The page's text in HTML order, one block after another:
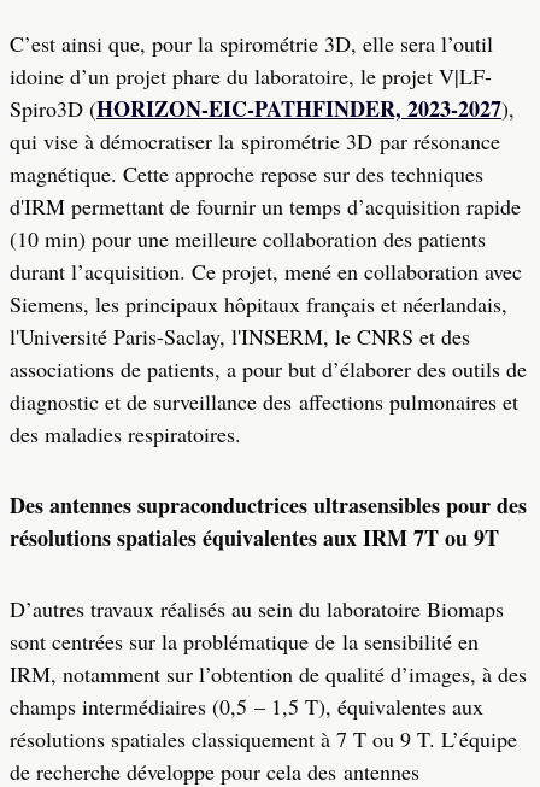
C’est ainsi que, pour la spirométrie 3D, elle sera l’outil
idoine d’un projet phare du laboratoire, le projet V|LF-
Spiro3D (HORIZON-EIC-PATHFINDER, 2023-2027),
qui vise à démocratiser la spirométrie 3D par résonance
magnétique. Cette approche repose sur des techniques
d'IRM permettant de fournir un temps d’acquisition rapide
(10 min) pour une meilleure collaboration des patients
durant l’acquisition. Ce projet, mené en collaboration avec
Siemens, les principaux hôpitaux français et néerlandais,
l'Université Paris-Saclay, l'INSERM, le CNRS et des
associations de patients, a pour but d’élaborer des outils de
diagnostic et de surveillance des affections pulmonaires et
des maladies respiratoires.
Des antennes supraconductrices ultrasensibles pour des
résolutions spatiales équivalentes aux IRM 7T ou 9T
D’autres travaux réalisés au sein du laboratoire Biomaps
sont centrées sur la problématique de la sensibilité en
IRM, notamment sur l’obtention de qualité d’images, à des
champs intermédiaires (0,5 – 1,5 T), équivalentes aux
résolutions spatiales classiquement à 7 T ou 9 T. L’équipe
de recherche développe pour cela des antennes